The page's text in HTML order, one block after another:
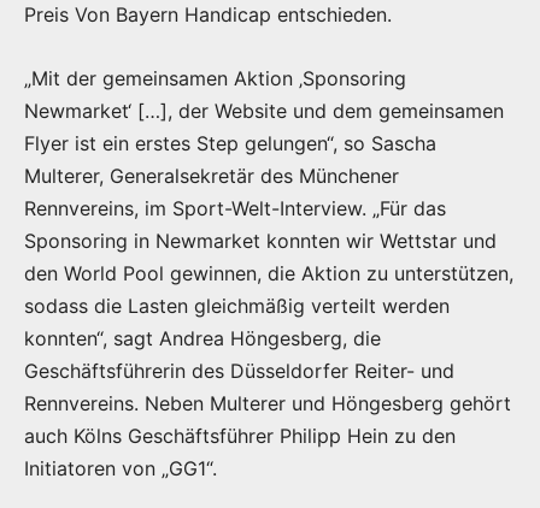
Preis Von Bayern Handicap entschieden.
„Mit der gemeinsamen Aktion ‚Sponsoring
Newmarket‘ […], der Website und dem gemeinsamen
Flyer ist ein erstes Step gelungen“, so Sascha
Multerer, Generalsekretär des Münchener
Rennvereins, im Sport-Welt-Interview. „Für das
Sponsoring in Newmarket konnten wir Wettstar und
den World Pool gewinnen, die Aktion zu unterstützen,
sodass die Lasten gleichmäßig verteilt werden
konnten“, sagt Andrea Höngesberg, die
Geschäftsführerin des Düsseldorfer Reiter- und
Rennvereins. Neben Multerer und Höngesberg gehört
auch Kölns Geschäftsführer Philipp Hein zu den
Initiatoren von „GG1“.